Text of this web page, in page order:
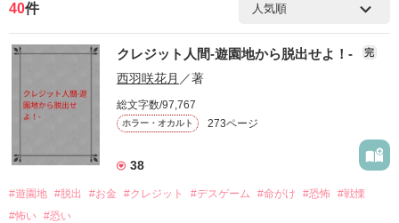
検索ワード
を含む
詳しく検索
タイトル
40件
クレジット人間-遊園地から脱出せよ！- 完
西羽咲花月 ／著
総文字数/97,767
ホラー・オカルト 273ページ
38
#遊園地 #脱出 #お金 #クレジット #デスゲーム #命がけ #恐怖
#戦慄
#怖い #恐い